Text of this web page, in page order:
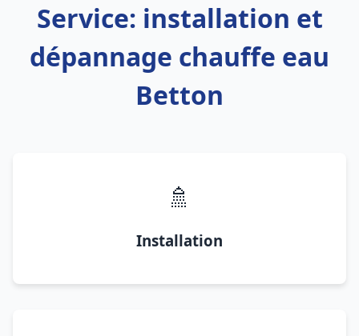
Service: installation et
dépannage chauffe eau
Betton
🚿
Installation